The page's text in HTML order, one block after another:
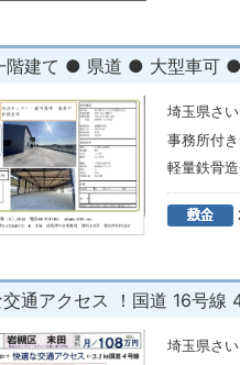
階建て ● 県道 ● 大型車可
埼玉県さ
事務所付
軽量鉄骨
通アクセス ！国道 16号線
埼玉県さ